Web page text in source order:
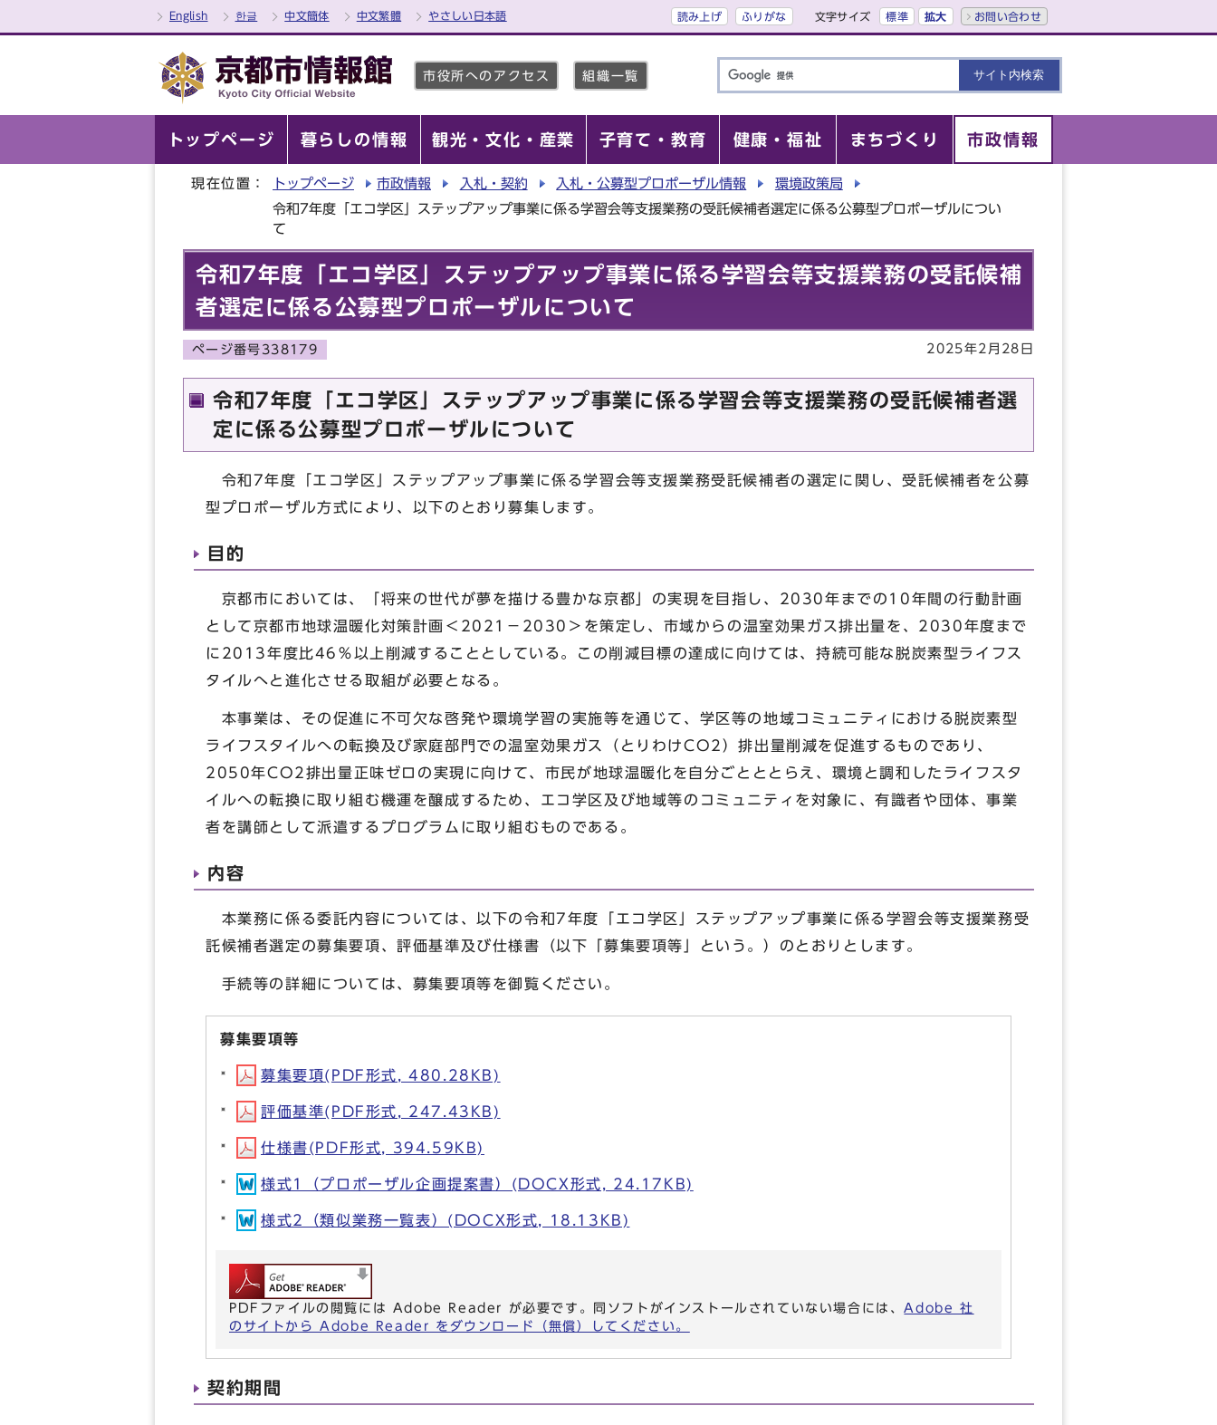
English 한글 中文簡体 中文繁體 やさしい日本語 読み上げ ふりがな 文字サイズ 標準 拡大 お問い合わせ
市役所へのアクセス 組織一覧
トップページ 暮らしの情報 観光・文化・産業 子育て・教育 健康・福祉 まちづくり 市政情報
現在位置： トップページ 市政情報 入札・契約 入札・公募型プロポーザル情報
環境政策局
令和7年度「エコ学区」ステップアップ事業に係る学習会等支援業務の受託候補者選定に係る公募型プロポーザルについ
て
令和7年度「エコ学区」ステップアップ事業に係る学習会等支援業務の受託候補
者選定に係る公募型プロポーザルについて
ページ番号338179 2025年2月28日
令和7年度「エコ学区」ステップアップ事業に係る学習会等支援業務の受託候補者選
定に係る公募型プロポーザルについて
令和7年度「エコ学区」ステップアップ事業に係る学習会等支援業務受託候補者の選定に関し、受託候補者を公募
型プロポーザル方式により、以下のとおり募集します。
目的
京都市においては、「将来の世代が夢を描ける豊かな京都」の実現を目指し、2030年までの10年間の行動計画
として京都市地球温暖化対策計画＜2021－2030＞を策定し、市域からの温室効果ガス排出量を、2030年度まで
に2013年度比46％以上削減することとしている。この削減目標の達成に向けては、持続可能な脱炭素型ライフス
タイルへと進化させる取組が必要となる。
本事業は、その促進に不可欠な啓発や環境学習の実施等を通じて、学区等の地域コミュニティにおける脱炭素型
ライフスタイルへの転換及び家庭部門での温室効果ガス（とりわけCO2 ）排出量削減を促進するものであり、
2050年CO2排出量正味ゼロの実現に向けて、市民が地球温暖化を自分ごとととらえ、環境と調和したライフスタ
イルへの転換に取り組む機運を醸成するため、エコ学区及び地域等のコミュニティを対象に、有識者や団体、事業
者を講師として派遣するプログラムに取り組むものである。
内容
本業務に係る委託内容については、以下の令和7年度「エコ学区」ステップアップ事業に係る学習会等支援業務受
託候補者選定の募集要項、評価基準及び仕様書（以下「募集要項等」という。）のとおりとします。
手続等の詳細については、募集要項等を御覧ください。
募集要項等
募集要項(PDF形式, 480.28KB)
評価基準(PDF形式, 247.43KB)
仕様書(PDF形式, 394.59KB)
様式1（プロポーザル企画提案書）(DOCX形式, 24.17KB)
様式2（類似業務一覧表）(DOCX形式, 18.13KB)
PDFファイルの閲覧には Adobe Reader が必要です。同ソフトがインストールされていない場合には、Adobe 社
のサイトから Adobe Reader をダウンロード（無償）してください。
契約期間